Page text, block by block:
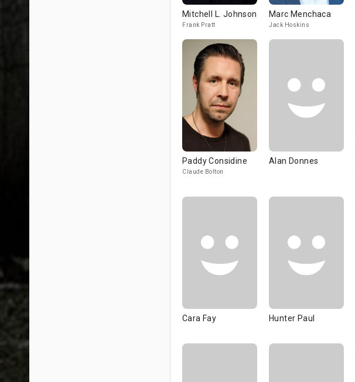
Mitchell L. Johnson
Frank Pratt
Marc Menchaca
Jack Hoskins
Paddy Considine
Claude Bolton
Alan Donnes
Cara Fay Hunter Paul